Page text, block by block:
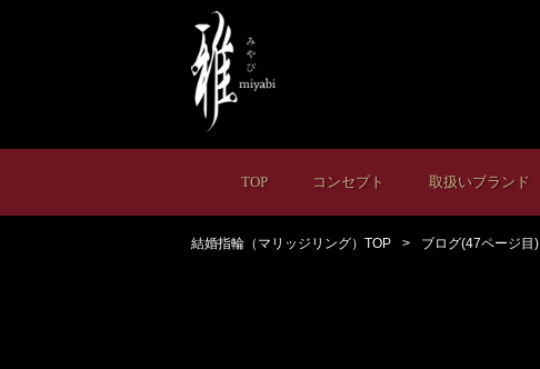
TOP コンセプト 取扱いブランド
結婚指輪（マリッジリング）TOP ブログ(47ページ目)